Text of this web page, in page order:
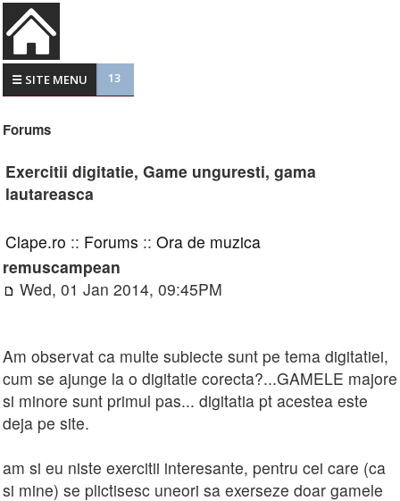
☰ SITE MENU 13
Forums
Exercitii digitatie, Game unguresti, gama
lautareasca
Clape.ro :: Forums :: Ora de muzica
remuscampean
Wed, 01 Jan 2014, 09:45PM
Am observat ca multe subiecte sunt pe tema digitatiei,
cum se ajunge la o digitatie corecta?...GAMELE majore
si minore sunt primul pas... digitatia pt acestea este
deja pe site.
am si eu niste exercitii interesante, pentru cei care (ca
si mine) se plictisesc uneori sa exerseze doar gamele